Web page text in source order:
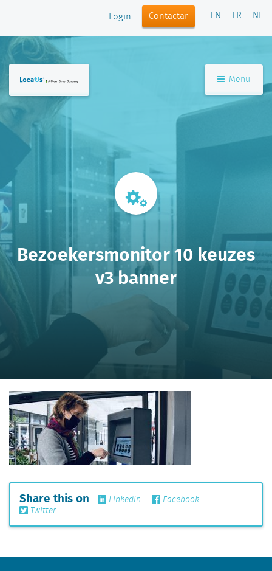
Login Contactar EN FR NL
Menu
Bezoekersmonitor 10 keuzes
v3 banner
Share this on Linkedin
Facebook
Twitter